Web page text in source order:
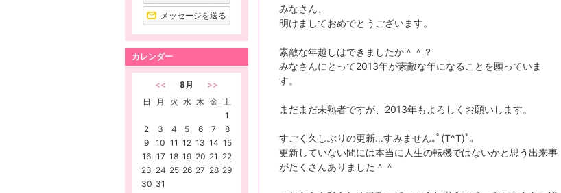
みなさん、
明けましておめでとうございます。
素敵な年越しはできましたか＾＾？
みなさんにとって2013年が素敵な年になることを願っていま
す。
まだまだ未熟者ですが、2013年もよろしくお願いします。
すごく久しぶりの更新…すみません｡ﾟ(T^T)ﾟ｡
更新していない間には本当に人生の転機ではないかと思う出来事
がたくさんありました＾＾
メッセージを送る
カレンダー
<< 8月
>>
日
月 火 水 木 金 土
1
2
3 4 5 6 7
8
9
10 11 12 13 14 15
16 17 18 19 20 21 22
23 24 25 26 27 28 29
30 31